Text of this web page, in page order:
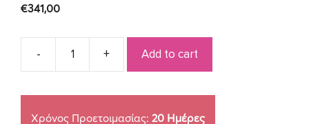
€341,00
Βαπτιστικό
Teddy
Boho
Add to cart
Χρόνος Προετοιμασίας: 20 Ημέρες